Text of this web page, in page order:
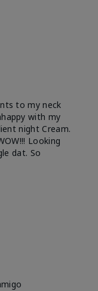
to my neck
with my
night Cream.
Looking
dat. So